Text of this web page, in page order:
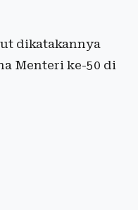
dikatakannya
Menteri ke-50 di